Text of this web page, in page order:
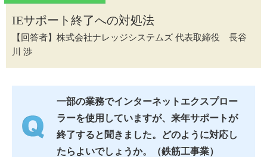
IEサポート終了への対処法
【回答者】株式会社ナレッジシステムズ 代表取締役 長谷
川 渉
一部の業務でインターネットエクスプロー
ラーを使用していますが、来年サポートが
終了すると聞きました。どのように対応し
たらよいでしょうか。（鉄筋工事業）